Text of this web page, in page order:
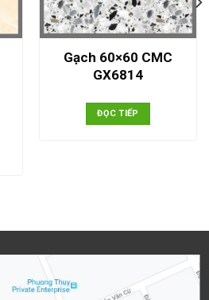
Gạch 60×60 CMC
GX6814
ĐỌC TIẾP